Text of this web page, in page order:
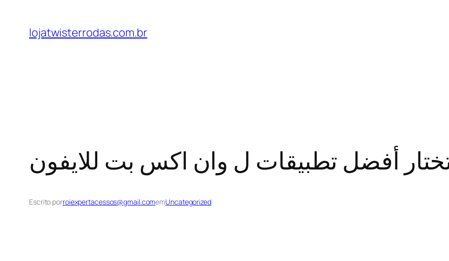
lojatwisterrodas.com.br
أفضل تطبيقات ل وان اكس بت للايفون
Escrito porroiexpertacessos@gmail.comemUncategorized